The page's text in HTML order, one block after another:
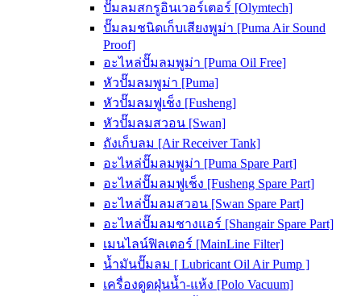
ปั๊มลมสกรูอินเวอร์เตอร์ [Olymtech]
ปั๊มลมชนิดเก็บเสียงพูม่า [Puma Air Sound
Proof]
อะไหล่ปั๊มลมพูม่า [Puma Oil Free]
หัวปั๊มลมพูม่า [Puma]
หัวปั๊มลมฟูเช็ง [Fusheng]
หัวปั๊มลมสวอน [Swan]
ถังเก็บลม [Air Receiver Tank]
อะไหล่ปั๊มลมพูม่า [Puma Spare Part]
อะไหล่ปั๊มลมฟูเช็ง [Fusheng Spare Part]
อะไหล่ปั๊มลมสวอน [Swan Spare Part]
อะไหล่ปั๊มลมชางแอร์ [Shangair Spare Part]
เมนไลน์ฟิลเตอร์ [MainLine Filter]
น้ำมันปั๊มลม [ Lubricant Oil Air Pump ]
เครื่องดูดฝุ่นน้ำ-แห้ง [Polo Vacuum]